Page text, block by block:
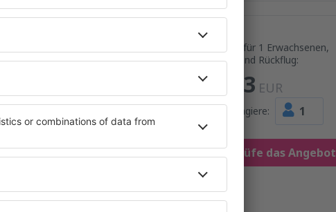
Preis für 1 Erwachsenen,
Hin- und Rückflug:
193 EUR
Passagiere: 1
Prüfe das Angebot
ATH Direktflug